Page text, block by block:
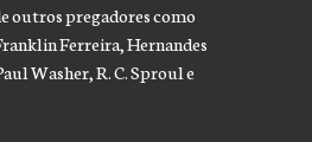
outros pregadores como
Ferreira, Hernandes
Washer, R. C. Sproul e